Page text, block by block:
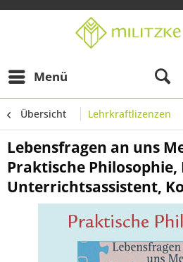
Menü
Übersicht Lehrkraftlizenzen
Lebensfragen an uns
Praktische
Unterrichtsassistent,